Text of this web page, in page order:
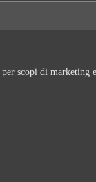
per scopi di marketing